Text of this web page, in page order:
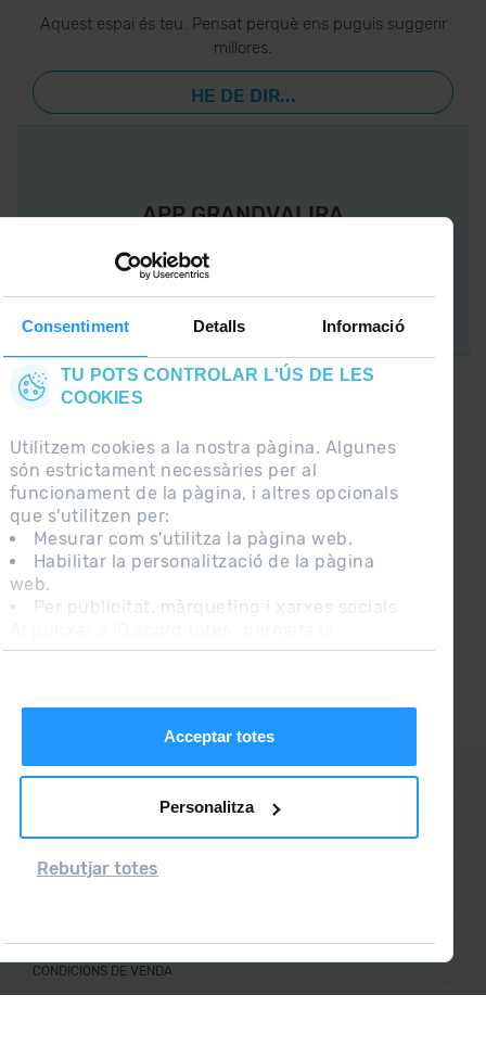
Consentiment Detalls Informació
TU POTS CONTROLAR L'ÚS DE LES
COOKIES
Utilitzem cookies a la nostra pàgina. Algunes
són estrictament necessàries per al
funcionament de la pàgina, i altres opcionals
que s'utilitzen per:
Mesurar com s'utilitza la pàgina web.
Habilitar la personalització de la pàgina
web.
Per publicitat, màrqueting i xarxes socials.
instal·lació de les cookies. Si prefereixes
Acceptar totes
Personalitza
Rebutjar totes
Aquest espai és teu. Pensat perquè ens puguis suggerir
millores.
HE DE DIR...
APP GRANDVALIRA
Ara, el més important a la teva butxaca.
GRANDVALIRA !
Segueix-nos a les Xarxes Socials i assabenta’t
de
lo últim el primer :)
CONTACTE
PREGUNTES FREQÜENTS
CONDICIONS DE VENDA